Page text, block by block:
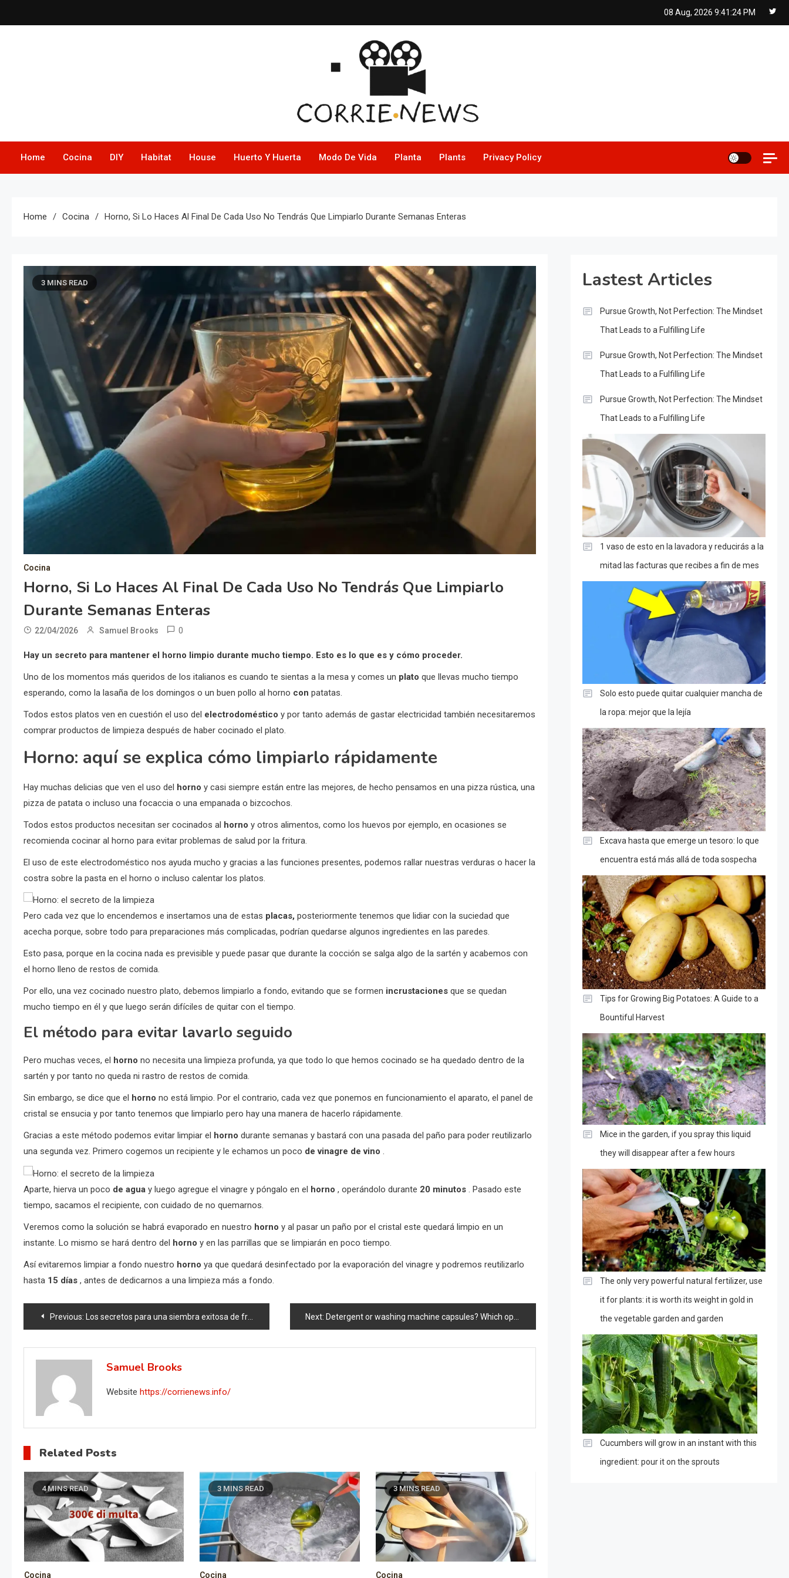
to
08 Aug, 2026 9:41:25 PM
Home Cocina DIY Habitat House Huerto Y Huerta Modo De Vida Planta Plants Privacy Policy
Home Cocina Horno, Si Lo Haces Al Final De Cada Uso No Tendrás Que Limpiarlo Durante Semanas Enteras
3 MINS READ
Cocina
Horno, Si Lo Haces Al Final De Cada Uso No Tendrás Que Limpiarlo
Durante Semanas Enteras
22/04/2026 Samuel Brooks 0
Hay un secreto para mantener el horno limpio durante mucho tiempo. Esto es lo que es y cómo proceder.
Uno de los momentos más queridos de los italianos es cuando te sientas a la mesa y comes un plato que llevas mucho tiempo
esperando, como la lasaña de los domingos o un buen pollo al horno con patatas.
Todos estos platos ven en cuestión el uso del electrodoméstico y por tanto además de gastar electricidad también necesitaremos
comprar productos de limpieza después de haber cocinado el plato.
Horno: aquí se explica cómo limpiarlo rápidamente
Hay muchas delicias que ven el uso del horno y casi siempre están entre las mejores, de hecho pensamos en una pizza rústica, una
pizza de patata o incluso una focaccia o una empanada o bizcochos.
Todos estos productos necesitan ser cocinados al horno y otros alimentos, como los huevos por ejemplo, en ocasiones se
recomienda cocinar al horno para evitar problemas de salud por la fritura.
El uso de este electrodoméstico nos ayuda mucho y gracias a las funciones presentes, podemos rallar nuestras verduras o hacer la
costra sobre la pasta en el horno o incluso calentar los platos.
Pero cada vez que lo encendemos e insertamos una de estas placas, posteriormente tenemos que lidiar con la suciedad que
acecha porque, sobre todo para preparaciones más complicadas, podrían quedarse algunos ingredientes en las paredes.
Esto pasa, porque en la cocina nada es previsible y puede pasar que durante la cocción se salga algo de la sartén y acabemos con
el horno lleno de restos de comida.
Por ello, una vez cocinado nuestro plato, debemos limpiarlo a fondo, evitando que se formen incrustaciones que se quedan
mucho tiempo en él y que luego serán difíciles de quitar con el tiempo.
El método para evitar lavarlo seguido
Pero muchas veces, el horno no necesita una limpieza profunda, ya que todo lo que hemos cocinado se ha quedado dentro de la
sartén y por tanto no queda ni rastro de restos de comida.
Sin embargo, se dice que el horno no está limpio. Por el contrario, cada vez que ponemos en funcionamiento el aparato, el panel de
cristal se ensucia y por tanto tenemos que limpiarlo pero hay una manera de hacerlo rápidamente.
Gracias a este método podemos evitar limpiar el horno durante semanas y bastará con una pasada del paño para poder reutilizarlo
una segunda vez. Primero cogemos un recipiente y le echamos un poco de vinagre de vino .
Aparte, hierva un poco de agua y luego agregue el vinagre y póngalo en el horno , operándolo durante 20 minutos . Pasado este
tiempo, sacamos el recipiente, con cuidado de no quemarnos.
Veremos como la solución se habrá evaporado en nuestro horno y al pasar un paño por el cristal este quedará limpio en un
instante. Lo mismo se hará dentro del horno y en las parrillas que se limpiarán en poco tiempo.
Así evitaremos limpiar a fondo nuestro horno ya que quedará desinfectado por la evaporación del vinagre y podremos reutilizarlo
hasta 15 días , antes de dedicarnos a una limpieza más a fondo.
Post
navigation
Previous: Los secretos para una siembra exitosa de frijol: todo lo que debes saber Next: Detergent or washing machine capsules? Which option saves you the most?
Samuel Brooks
Website https://corrienews.info/
Related Posts
4 MINS READ
Cocina
3 MINS READ
Cocina
3 MINS READ
Cocina
Lastest Articles
Pursue Growth, Not Perfection: The Mindset
That Leads to a Fulfilling Life
Pursue Growth, Not Perfection: The Mindset
That Leads to a Fulfilling Life
Pursue Growth, Not Perfection: The Mindset
That Leads to a Fulfilling Life
1 vaso de esto en la lavadora y reducirás a la
mitad las facturas que recibes a fin de mes
Solo esto puede quitar cualquier mancha de
la ropa: mejor que la lejía
Excava hasta que emerge un tesoro: lo que
encuentra está más allá de toda sospecha
Tips for Growing Big Potatoes: A Guide to a
Bountiful Harvest
Mice in the garden, if you spray this liquid
they will disappear after a few hours
The only very powerful natural fertilizer, use
it for plants: it is worth its weight in gold in
the vegetable garden and garden
Cucumbers will grow in an instant with this
ingredient: pour it on the sprouts